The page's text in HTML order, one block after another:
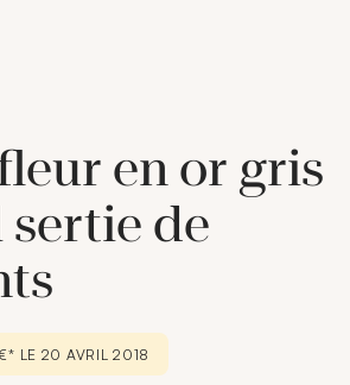
en or gris
sertie de
LE 20 AVRIL 2018